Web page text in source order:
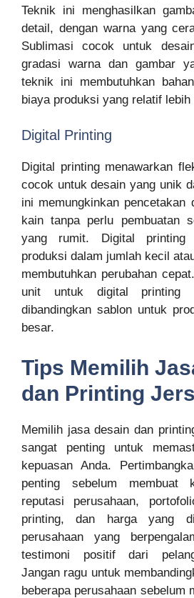
Teknik ini menghasilkan
detail, dengan warna yang
Sublimasi cocok untuk
gradasi warna dan gambar
teknik ini membutuhkan
biaya produksi yang relatif lebih
Digital Printing
Digital printing menawarkan
cocok untuk desain yang unik
ini memungkinkan pencetakan
kain tanpa perlu pembuatan
yang rumit. Digital
produksi dalam jumlah kecil
membutuhkan perubahan
unit untuk digital printing
dibandingkan sablon untuk
besar.
Tips Memilih
dan Printing
Memilih jasa desain dan
sangat penting untuk
kepuasan Anda.
penting sebelum membuat
reputasi perusahaan,
printing, dan harga yang
perusahaan yang
testimoni positif dari
Jangan ragu untuk
beberapa perusahaan sebelum